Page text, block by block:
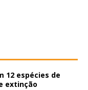
12 espécies de
extinção